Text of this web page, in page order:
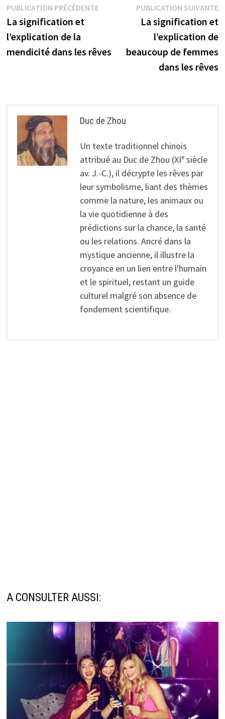
Navigation
de
l’article
PUBLICATION PRÉCÉDENTEPublication
précédente :
La signification et
l’explication de la
mendicité dans les rêves
PUBLICATION SUIVANTE
La signification et
l’explication de
beaucoup de femmes
dans les rêves
Duc de Zhou
Un texte traditionnel chinois
attribué au Duc de Zhou (XIᵉ siècle
av. J.-C.), il décrypte les rêves par
leur symbolisme, liant des thèmes
comme la nature, les animaux ou
la vie quotidienne à des
prédictions sur la chance, la santé
ou les relations. Ancré dans la
mystique ancienne, il illustre la
croyance en un lien entre l'humain
et le spirituel, restant un guide
culturel malgré son absence de
fondement scientifique.
A CONSULTER AUSSI: